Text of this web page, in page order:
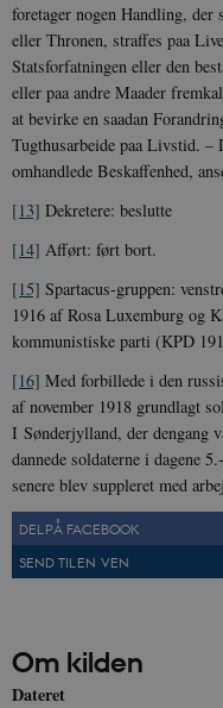
foretager nogen Handling,
eller Thronen, straffes paa
Statsforfatningen eller den
eller paa andre Maader
at bevirke en saadan
Tugthusarbeide paa Livstid.
omhandlede Beskaffenhed,
[13] Dekretere: beslutte
[14] Afført: ført bort.
[15] Spartacus-gruppen:
1916 af Rosa Luxemburg og
kommunistiske parti (KPD
[16] Med forbillede i den
af november 1918 grundlagt
I Sønderjylland, der dengang
dannede soldaterne i dagene
senere blev suppleret med
DEL PÅ FACEBOOK
SEND TIL EN VEN
Om kilden
Dateret